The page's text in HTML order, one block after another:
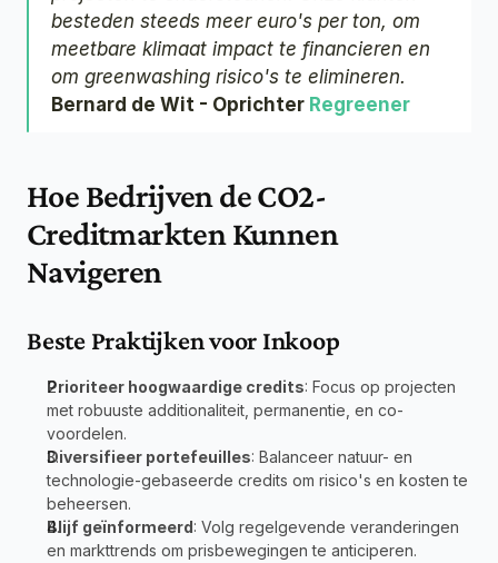
besteden steeds meer euro's per ton, om
meetbare klimaat impact te financieren en
om greenwashing risico's te elimineren.
Bernard de Wit - Oprichter Regreener
Hoe Bedrijven de CO2-
Creditmarkten Kunnen
Navigeren
Beste Praktijken voor Inkoop
Prioriteer hoogwaardige credits: Focus op projecten
met robuuste additionaliteit, permanentie, en co-
voordelen.
Diversifieer portefeuilles: Balanceer natuur- en
technologie-gebaseerde credits om risico's en kosten te
beheersen.
Blijf geïnformeerd: Volg regelgevende veranderingen
en markttrends om prisbewegingen te anticiperen.